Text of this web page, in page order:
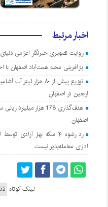
اخبار مرتبط
روایت تصویری خبرنگار اعزامی
بازآفرینی محله همت‌آباد اصفهان با احداث ۱۳۰ واحد مسکونی جدید
توزیع بیش از ۸۰ هزار
اربعین در اصفهان
هدف‌گذاری 178 هزار
اصفهان
رد رشوه ۴ سکه بهار
اداری معامله‌پذیر نیست
لینک کوتاه